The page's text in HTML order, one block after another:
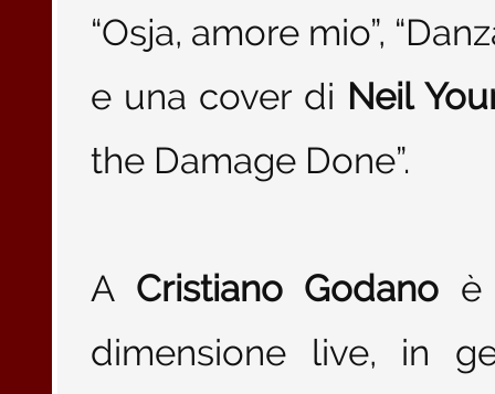
“Osja, amore mio”,
e una cover di Neil
the Damage Done”.
A Cristiano Godano è
dimensione live, in